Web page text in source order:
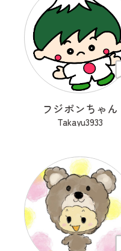
フジポンちゃん
Takayu3933